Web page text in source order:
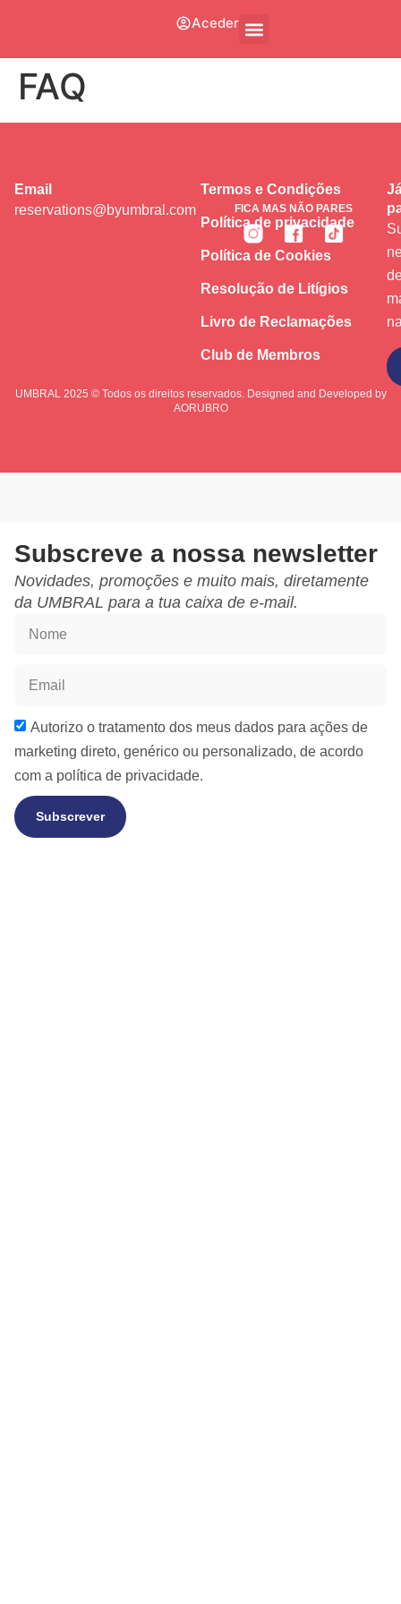
Aceder
FAQ
FICA MAS NÃO PARES
Termos e Condições
Política de privacidade
Política de Cookies
Resolução de Litígios
Livro de Reclamações
Club de Membros
Email
reservations@byumbral.com
UMBRAL 2025 © Todos os direitos reservados. Designed and Developed by
AORUBRO
Subscreve a nossa newsletter
Novidades, promoções e muito mais, diretamente
da UMBRAL para a tua caixa de e-mail.
Autorizo o tratamento dos meus dados para ações de
marketing direto, genérico ou personalizado, de acordo
com a política de privacidade.
Subscrever